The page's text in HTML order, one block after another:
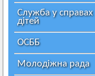
Служба у справах
дітей
ОСББ
Молодіжна рада